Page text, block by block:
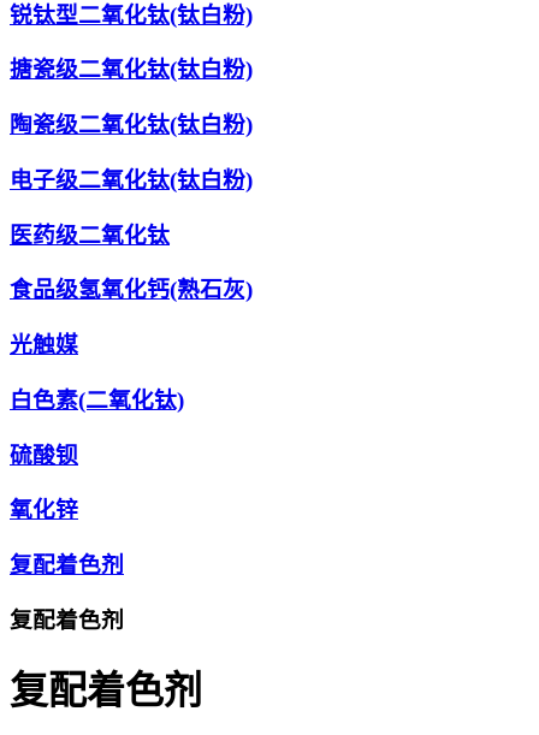
锐钛型二氧化钛(钛白粉)
搪瓷级二氧化钛(钛白粉)
陶瓷级二氧化钛(钛白粉)
电子级二氧化钛(钛白粉)
医药级二氧化钛
食品级氢氧化钙(熟石灰)
光触媒
白色素(二氧化钛)
硫酸钡
氧化锌
复配着色剂
复配着色剂
复配着色剂